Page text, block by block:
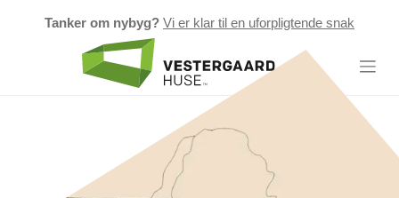
Tanker om nybyg? Vi er klar til en uforpligtende snak